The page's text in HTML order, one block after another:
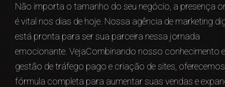
Não importa o tamanho do seu negócio, a presença
é vital nos dias de hoje. Nossa agência de marketing
está pronta para ser sua parceira nessa jornada
emocionante. VejaCombinando nosso conhecimento
gestão de tráfego pago e criação de sites,
fórmula completa para aumentar suas vendas e